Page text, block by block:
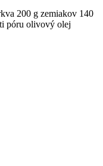
200 g zemiakov 140
póru olivový olej